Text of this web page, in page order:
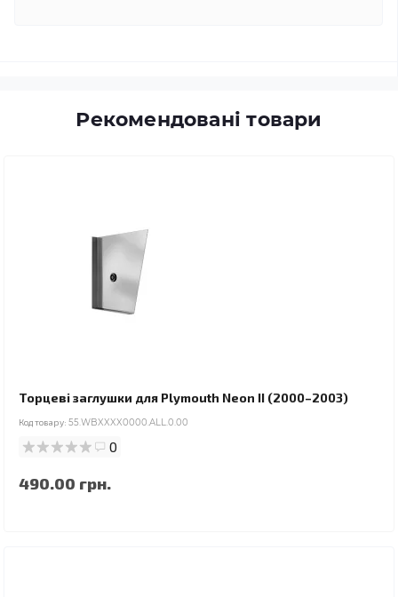
Рекомендовані товари
Торцеві заглушки для Plymouth Neon II (2000–2003)
Код товару: 55.WBXXXX0000.ALL.0.00
0
490.00 грн.